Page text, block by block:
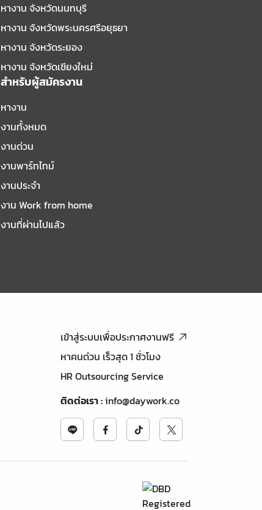
หางาน จังหวัดนนทบุรี
หางาน จังหวัดพระนครศรีอยุธยา
หางาน จังหวัดระยอง
หางาน จังหวัดเชียงใหม่
สำหรับผู้สมัครงาน
หางาน
งานทั้งหมด
งานด่วน
งานพาร์ทไทม์
งานประจำ
งาน Work from home
งานที่ผ่านไปแล้ว
เข้าสู่ระบบเพื่อประกาศงานฟรี
หาคนด่วน เร็วสุด 1 ชั่วโมง
HR Outsourcing Service
ติดต่อเรา:info@daywork.co